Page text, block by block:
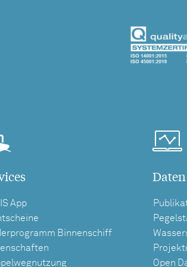
App
Binnenschiff
Open